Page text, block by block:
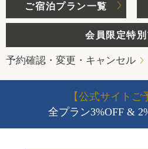
ご宿泊プラン一覧
会員限定特
予約確認・変更・キャンセル
【公式サイトご
全プラン3%OFF &